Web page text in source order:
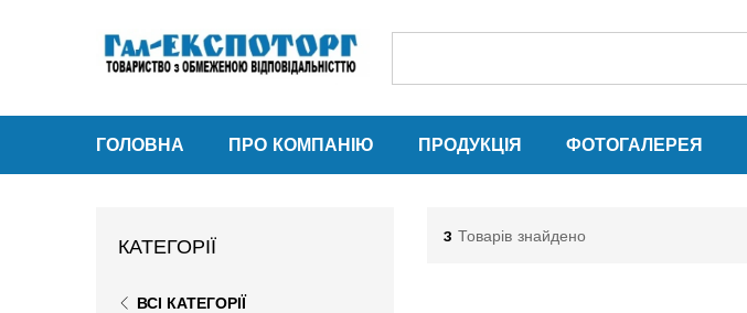
ГОЛОВНА ПРО КОМПАНІЮ ПРОДУКЦІЯ ФОТОГАЛЕРЕЯ
3 Товарів знайдено
КАТЕГОРІЇ
ВСІ КАТЕГОРІЇ